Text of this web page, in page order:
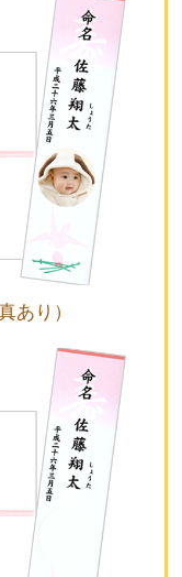
あり）